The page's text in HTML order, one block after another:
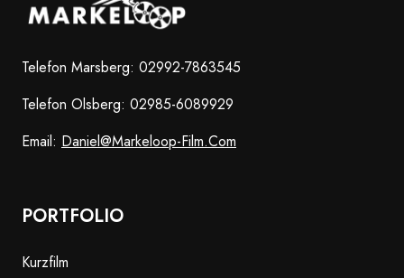
Telefon Marsberg: 02992-7863545
Telefon Olsberg: 02985-6089929
Email: Daniel@markeloop-Film.com
PORTFOLIO
Kurzfilm